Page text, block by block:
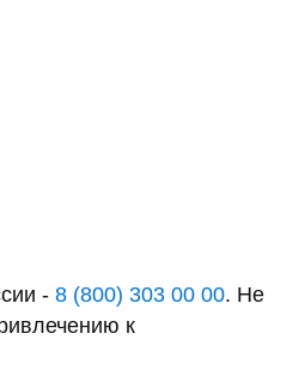
- 8 (800) 303 00 00. Не
к